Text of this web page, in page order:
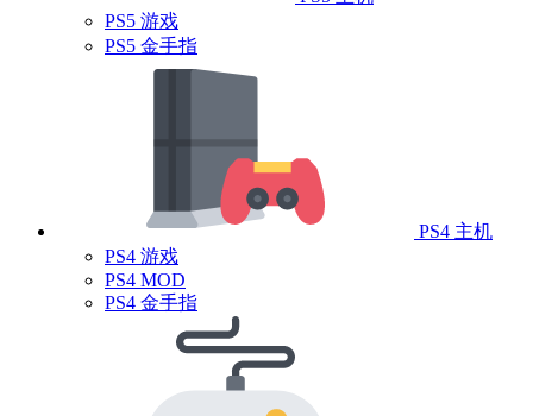
PS5 游戏
PS5 金手指
PS4 主机
PS4 游戏
PS4 MOD
PS4 金手指